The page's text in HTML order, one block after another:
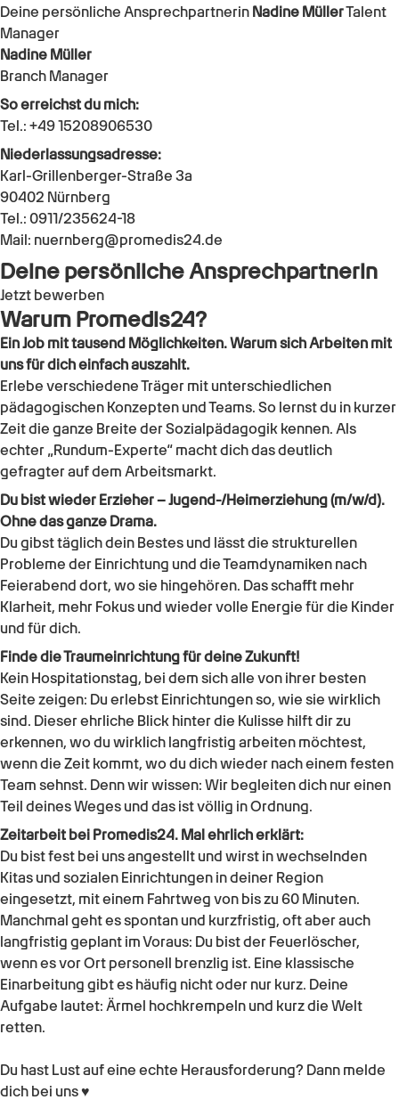
Deine persönliche Ansprechpartnerin Nadine MüllerTalent
Manager
Nadine Müller
Branch Manager
So erreichst du mich:
Tel.: +49 15208906530
Niederlassungsadresse:
Karl-Grillenberger-Straße 3a
90402 Nürnberg
Tel.: 0911/235624-18
Mail: nuernberg@promedis24.de
Deine persönliche Ansprechpartnerin
Jetzt bewerben
Warum Promedis24?
Ein Job mit tausend Möglichkeiten. Warum sich Arbeiten mit
uns für dich einfach auszahlt.
Erlebe verschiedene Träger mit unterschiedlichen
pädagogischen Konzepten und Teams. So lernst du in kurzer
Zeit die ganze Breite der Sozialpädagogik kennen. Als
echter „Rundum-Experte“ macht dich das deutlich
gefragter auf dem Arbeitsmarkt.
Du bist wieder Erzieher – Jugend-/Heimerziehung (m/w/d).
Ohne das ganze Drama.
Du gibst täglich dein Bestes und lässt die strukturellen
Probleme der Einrichtung und die Teamdynamiken nach
Feierabend dort, wo sie hingehören. Das schafft mehr
Klarheit, mehr Fokus und wieder volle Energie für die Kinder
und für dich.
Finde die Traumeinrichtung für deine Zukunft!
Kein Hospitationstag, bei dem sich alle von ihrer besten
Seite zeigen: Du erlebst Einrichtungen so, wie sie wirklich
sind. Dieser ehrliche Blick hinter die Kulisse hilft dir zu
erkennen, wo du wirklich langfristig arbeiten möchtest,
wenn die Zeit kommt, wo du dich wieder nach einem festen
Team sehnst. Denn wir wissen: Wir begleiten dich nur einen
Teil deines Weges und das ist völlig in Ordnung.
Zeitarbeit bei Promedis24. Mal ehrlich erklärt:
Du bist fest bei uns angestellt und wirst in wechselnden
Kitas und sozialen Einrichtungen in deiner Region
eingesetzt, mit einem Fahrtweg von bis zu 60 Minuten.
Manchmal geht es spontan und kurzfristig, oft aber auch
langfristig geplant im Voraus: Du bist der Feuerlöscher,
wenn es vor Ort personell brenzlig ist. Eine klassische
Einarbeitung gibt es häufig nicht oder nur kurz. Deine
Aufgabe lautet: Ärmel hochkrempeln und kurz die Welt
retten.
Du hast Lust auf eine echte Herausforderung? Dann melde
dich bei uns ♥